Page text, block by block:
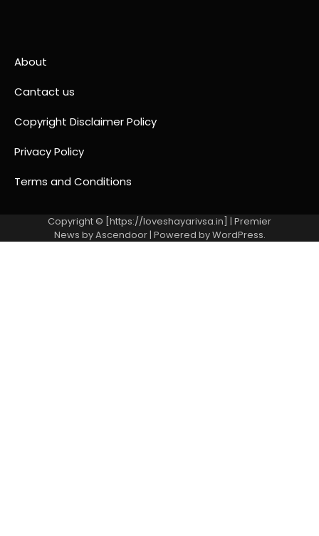
About
Cantact us
Copyright Disclaimer Policy
Privacy Policy
Terms and Conditions
Copyright © [https://loveshayarivsa.in] | Premier
News byAscendoor| Powered byWordPress.